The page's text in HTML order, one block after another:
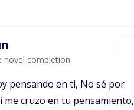
novel completion
pensando en ti, No sé por
cruzo en tu pensamiento,